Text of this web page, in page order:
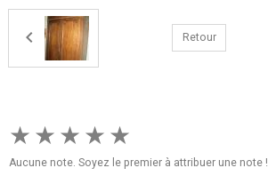
Retour
★ ★ ★ ★ ★
Aucune note. Soyez le premier à attribuer une note !